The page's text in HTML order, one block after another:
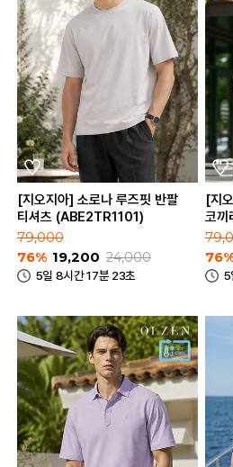
[지오지아] 소로나 루즈핏 반팔
티셔츠 (ABE2TR1101)
79,000
76% 19,200 24,000
5일 8시간 17분 23초
[지
코끼
5